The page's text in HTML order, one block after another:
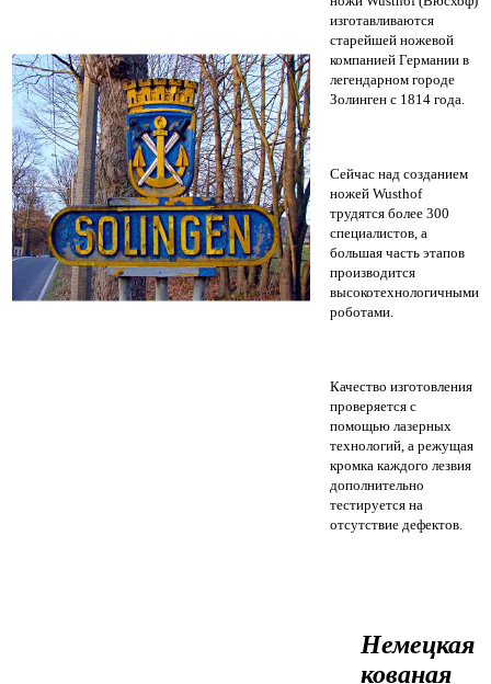
изготавливаются
старейшей ножевой
компанией Германии в
легендарном городе
Золинген с 1814 года.
Сейчас над созданием
ножей Wusthof
трудятся более 300
специалистов, а
большая часть этапов
производится
высокотехнологичными
роботами.
Качество изготовления
проверяется с
помощью лазерных
технологий, а режущая
кромка каждого лезвия
дополнительно
тестируется на
отсутствие дефектов.
Немецкая
кованая